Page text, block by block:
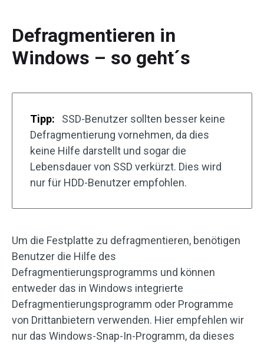
Defragmentieren in
Windows – so geht´s
Tipp:
SSD-Benutzer sollten besser keine
Defragmentierung vornehmen, da dies
keine Hilfe darstellt und sogar die
Lebensdauer von SSD verkürzt. Dies wird
nur für HDD-Benutzer empfohlen.
Um die Festplatte zu defragmentieren, benötigen
Benutzer die Hilfe des
Defragmentierungsprogramms und können
entweder das in Windows integrierte
Defragmentierungsprogramm oder Programme
von Drittanbietern verwenden. Hier empfehlen wir
nur das Windows-Snap-In-Programm, da dieses